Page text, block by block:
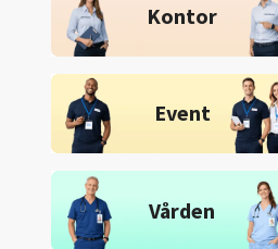
Kontor
Event
Vården